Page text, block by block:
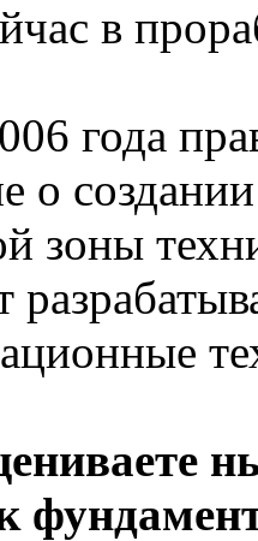
в
года
о
зоны